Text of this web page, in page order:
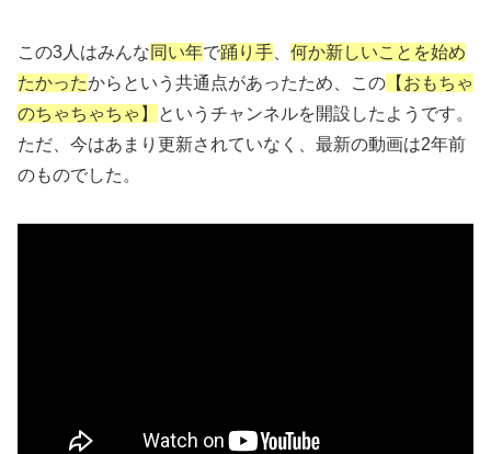
この3人はみんな同い年で踊り手
何か新しいことを始め
たかったからという共通点があったため、この 【おもちゃ
のちゃちゃちゃ】
というチャンネルを開設したようです。
ただ、今はあまり更新されていなく、最新の動画は2年前
のものでした。